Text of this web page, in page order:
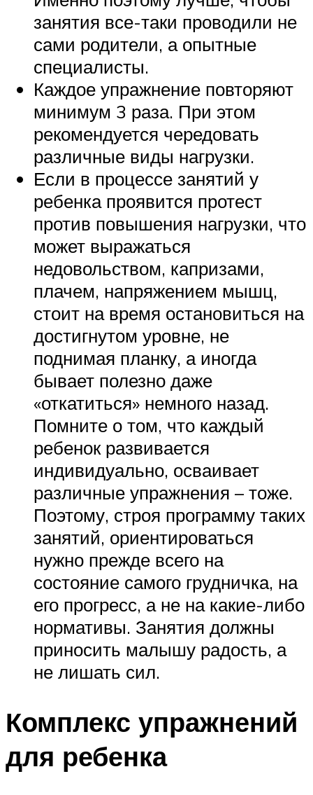
занятия все-таки проводили не
сами родители, а опытные
специалисты.
Каждое упражнение повторяют
минимум 3 раза. При этом
рекомендуется чередовать
различные виды нагрузки.
Если в процессе занятий у
ребенка проявится протест
против повышения нагрузки, что
может выражаться
недовольством, капризами,
плачем, напряжением мышц,
стоит на время остановиться на
достигнутом уровне, не
поднимая планку, а иногда
бывает полезно даже
«откатиться» немного назад.
Помните о том, что каждый
ребенок развивается
индивидуально, осваивает
различные упражнения – тоже.
Поэтому, строя программу таких
занятий, ориентироваться
нужно прежде всего на
состояние самого грудничка, на
его прогресс, а не на какие-либо
нормативы. Занятия должны
приносить малышу радость, а
не лишать сил.
Комплекс упражнений
для ребенка